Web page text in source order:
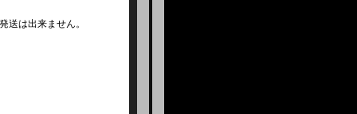
送は出来ません。